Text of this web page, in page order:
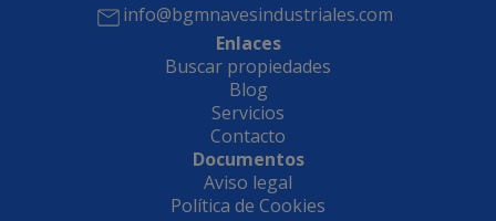
info@bgmnavesindustriales.com
Enlaces
Buscar propiedades
Blog
Servicios
Contacto
Documentos
Aviso legal
Política de Cookies